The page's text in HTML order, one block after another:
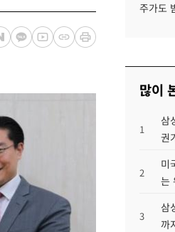
주가도
많이
1
삼
권
2
미
는
3
삼
까